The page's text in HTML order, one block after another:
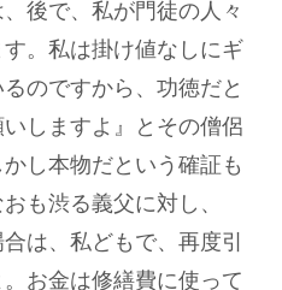
後で、私が門徒の人々
。私は掛け値なしにギ
のですから、功徳だと
しますよ』とその僧侶
し本物だという確証も
も渋る義父に対し、
は、私どもで、再度引
お金は修繕費に使って